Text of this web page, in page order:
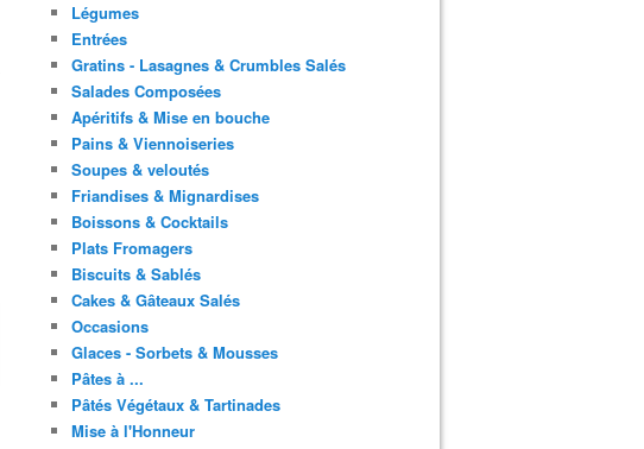
Légumes
Entrées
Gratins - Lasagnes & Crumbles Salés
Salades Composées
Apéritifs & Mise en bouche
Pains & Viennoiseries
Soupes & veloutés
Friandises & Mignardises
Boissons & Cocktails
Plats Fromagers
Biscuits & Sablés
Cakes & Gâteaux Salés
Occasions
Glaces - Sorbets & Mousses
Pâtes à ...
Pâtés Végétaux & Tartinades
Mise à l'Honneur